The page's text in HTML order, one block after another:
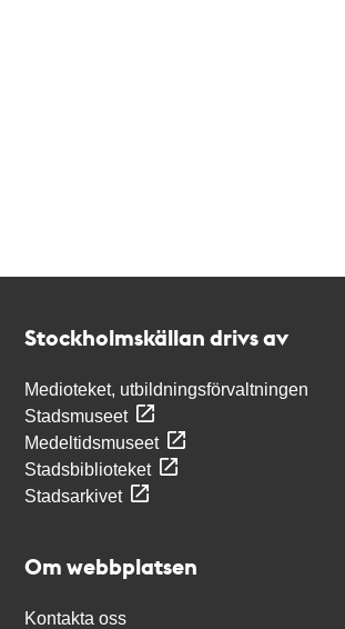
Stockholmskällan drivs av
Medioteket, utbildningsförvaltningen
Stadsmuseet
Medeltidsmuseet
Stadsbiblioteket
Stadsarkivet
Om webbplatsen
Kontakta oss